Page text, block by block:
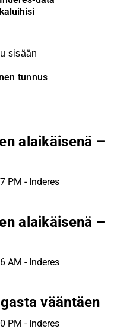
sisään
tunnus
alaikäisenä –
PM - Inderes
alaikäisenä –
AM - Inderes
vääntäen
PM - Inderes